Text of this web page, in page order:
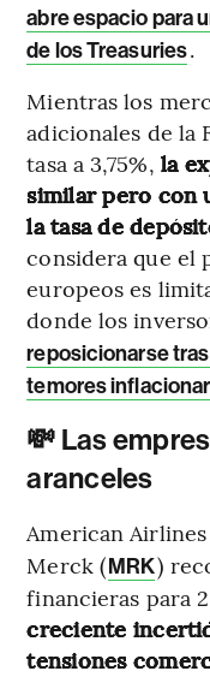
abre espacio para
de los Treasuries.
Mientras los
adicionales de la
tasa a 3,75%, la
similar pero con
la tasa de
considera que el
europeos es
donde los
reposicionarse
temores
💸 Las
aranceles
American Airlines
Merck (MRK)
financieras para
creciente
tensiones